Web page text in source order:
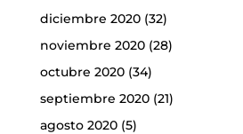
diciembre 2020(32)
noviembre 2020(28)
octubre 2020(34)
septiembre 2020(21)
agosto 2020(5)